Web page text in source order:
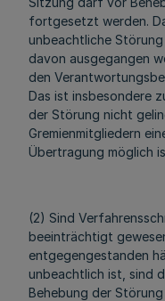
fortgesetzt werden.
unbeachtliche
davon ausgegangen
den
Das ist insbesondere
der Störung nicht
Gremienmitgliedern
Übertragung möglich
(2) Sind
beeinträchtigt
entgegengestanden
unbeachtlich ist, sind
Behebung der